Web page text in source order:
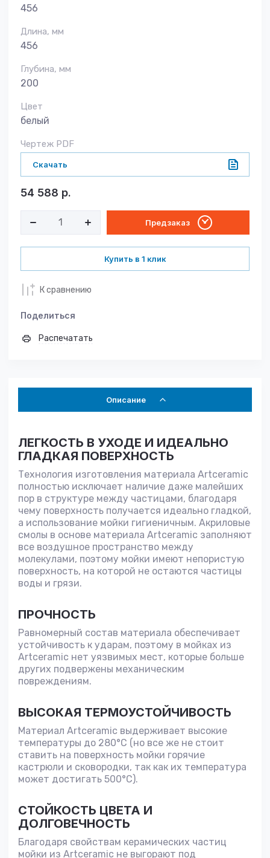
456
Длина, мм
456
Глубина, мм
200
Цвет
белый
Чертеж PDF
Скачать
54 588 р.
Предзаказ
Купить в 1 клик
К сравнению
Поделиться
Распечатать
Описание
ЛЕГКОСТЬ В УХОДЕ И ИДЕАЛЬНО
ГЛАДКАЯ ПОВЕРХНОСТЬ
Технология изготовления материала Artceramic
полностью исключает наличие даже малейших
пор в структуре между частицами, благодаря
чему поверхность получается идеально гладкой,
а использование мойки гигиеничным. Акриловые
смолы в основе материала Artceramic заполняют
все воздушное пространство между
молекулами, поэтому мойки имеют непористую
поверхность, на которой не остаются частицы
воды и грязи.
ПРОЧНОСТЬ
Равномерный состав материала обеспечивает
устойчивость к ударам, поэтому в мойках из
Artceramic нет уязвимых мест, которые больше
других подвержены механическим
повреждениям.
ВЫСОКАЯ ТЕРМОУСТОЙЧИВОСТЬ
Материал Artceramic выдерживает высокие
температуры до 280°С (но все же не стоит
ставить на поверхность мойки горячие
кастрюли и сковородки, так как их температура
может достигать 500°С).
СТОЙКОСТЬ ЦВЕТА И
ДОЛГОВЕЧНОСТЬ
Благодаря свойствам керамических частиц
мойки из Artceramic не выгорают под